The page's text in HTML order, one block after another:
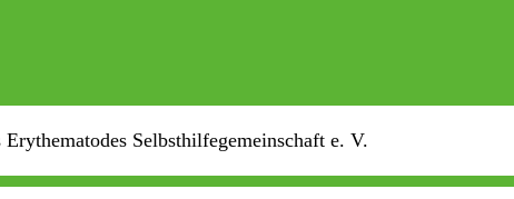
Selbsthilfegemeinschaft e. V.